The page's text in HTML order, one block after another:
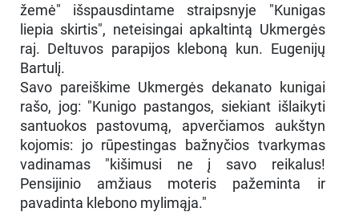
žemė" išspausdintame straipsnyje "Kunigas
liepia skirtis", neteisingai apkaltintą Ukmergės
raj. Deltuvos parapijos kleboną kun. Eugenijų
Bartulį.
Savo pareiškime Ukmergės dekanato kunigai
rašo, jog: "Kunigo pastangos, siekiant išlaikyti
santuokos pastovumą, apverčiamos aukštyn
kojomis: jo rūpestingas bažnyčios tvarkymas
vadinamas "kišimusi ne į savo reikalus!
Pensijinio amžiaus moteris pažeminta ir
pavadinta klebono mylimąja."